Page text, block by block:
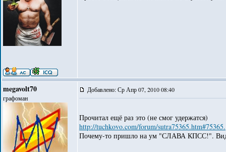
megavolt70
графоман
Добавлено: Ср Апр 07, 2010 08:40
Прочитал ещё раз это (не смог удержатся)
http://tuchkovo.com/forum/sutra75365.htm#75365.
Почему-то пришло на ум "СЛАВА КПСС!".